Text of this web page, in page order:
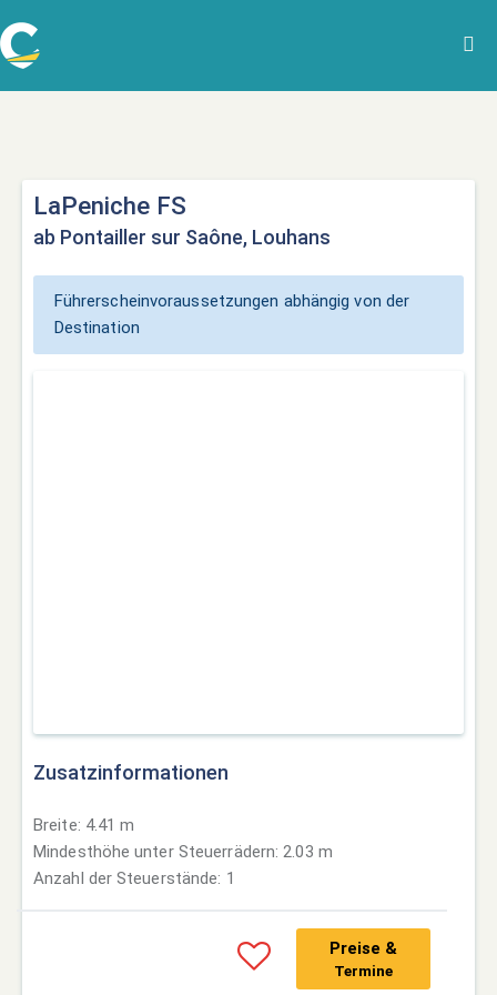
LaPeniche FS
ab Pontailler sur Saône, Louhans
Führerscheinvoraussetzungen abhängig von der
Destination
Zusatzinformationen
Breite: 4.41 m
Mindesthöhe unter Steuerrädern: 2.03 m
Anzahl der Steuerstände: 1
Preise &
Termine